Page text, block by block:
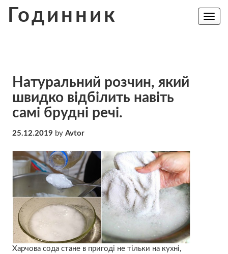
Годинник
Toggle
Натуральний розчин, який
швидко відбілить навіть
самі брудні речі.
25.12.2019 by Avtor
Харчова сода стане в пригоді не тільки на кухні,